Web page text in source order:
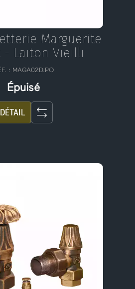
Marguerite
- Laiton Vieilli
: MAGA02D.PO
Épuisé
DÉTAIL